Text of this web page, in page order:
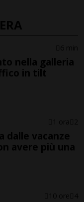
6 min
nella galleria
in tilt
1 ora 2
dalle vacanze
avere più una
10 ore 4